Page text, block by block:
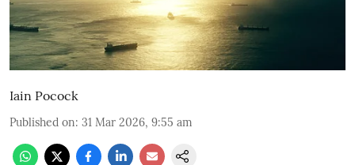
Iain Pocock
Published on: 31 Mar 2026, 9:55 am